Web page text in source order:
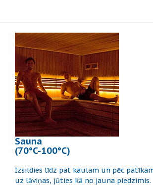
Sauna
(70°C-100°C)
Izsildies līdz pat kaulam un pēc
uz lāviņas, jūties kā no jauna piedzimis.